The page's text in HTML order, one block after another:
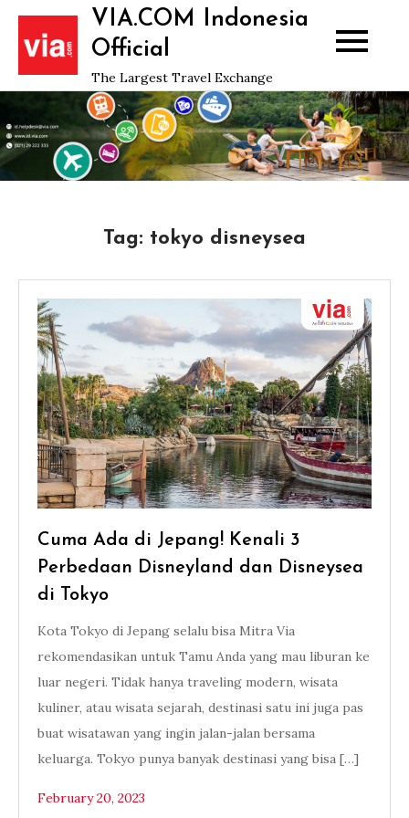
Skip
content
VIA.COM Indonesia
Official
The Largest Travel Exchange
Tag: tokyo disneysea
Cuma Ada di Jepang! Kenali 3
Perbedaan Disneyland dan Disneysea
di Tokyo
Kota Tokyo di Jepang selalu bisa Mitra Via
rekomendasikan untuk Tamu Anda yang mau liburan ke
luar negeri. Tidak hanya traveling modern, wisata
kuliner, atau wisata sejarah, destinasi satu ini juga pas
buat wisatawan yang ingin jalan-jalan bersama
keluarga. Tokyo punya banyak destinasi yang bisa […]
February 20, 2023